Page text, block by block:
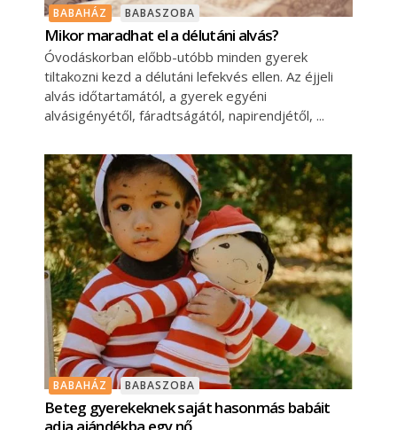
BABAHÁZ BABASZOBA
Mikor maradhat el a délutáni alvás?
Óvodáskorban előbb-utóbb minden gyerek
tiltakozni kezd a délutáni lefekvés ellen. Az éjjeli
alvás időtartamától, a gyerek egyéni
alvásigényétől, fáradtságától, napirendjétől,
BABAHÁZ BABASZOBA
Beteg gyerekeknek saját hasonmás babáit
adja ajándékba egy nő